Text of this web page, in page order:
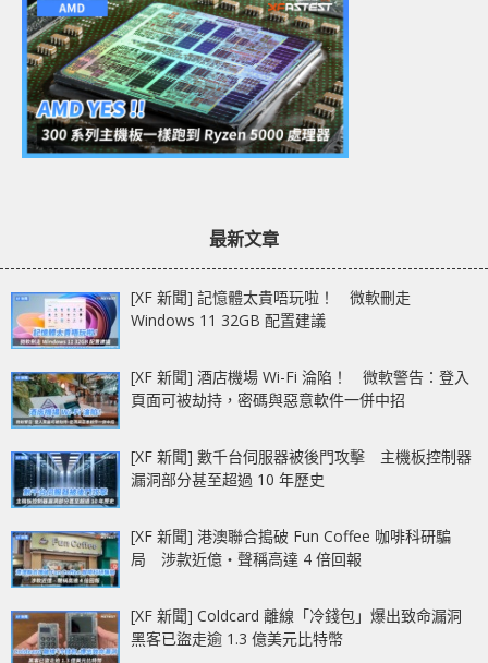
最新文章
[XF 新聞] 記憶體太貴唔玩啦！ 微軟刪走
Windows 11 32GB 配置建議
[XF 新聞] 酒店機場 Wi-Fi 淪陷！ 微軟警告：登入
頁面可被劫持，密碼與惡意軟件一併中招
[XF 新聞] 數千台伺服器被後門攻擊 主機板控制器
漏洞部分甚至超過 10 年歷史
[XF 新聞] 港澳聯合搗破 Fun Coffee 咖啡科研騙
局 涉款近億‧聲稱高達 4 倍回報
[XF 新聞] Coldcard 離線「冷錢包」爆出致命漏洞
黑客已盜走逾 1.3 億美元比特幣